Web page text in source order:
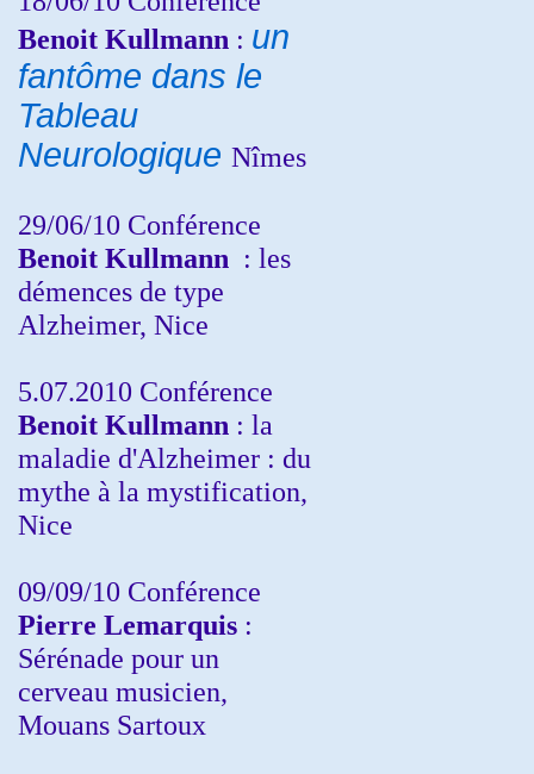
Benoit Kullmann : un
fantôme dans le
Tableau
Neurologique Nîmes
29/06/10 Conférence
Benoit Kullmann : les
démences de type
Alzheimer, Nice
5.07.2010 Conférence
Benoit Kullmann : la
maladie d'Alzheimer : du
mythe à la mystification,
Nice
09/09/10 Conférence
Pierre Lemarquis :
Sérénade pour un
cerveau musicien,
Mouans Sartoux